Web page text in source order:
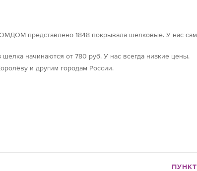
представлено 1848 покрывала шелковые. У нас
начинаются от 780 руб. У нас всегда низкие цены.
и другим городам России.